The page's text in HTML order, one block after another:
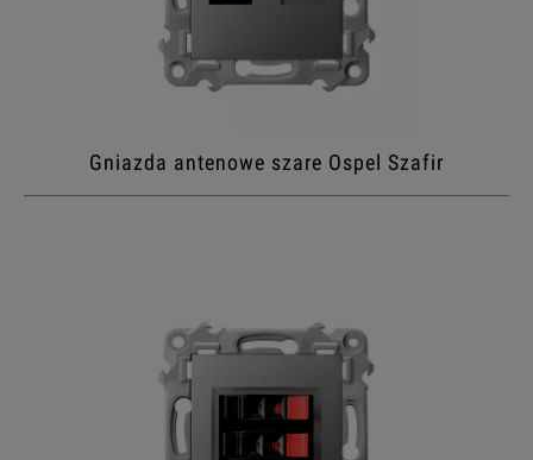
Gniazda antenowe szare Ospel Szafir